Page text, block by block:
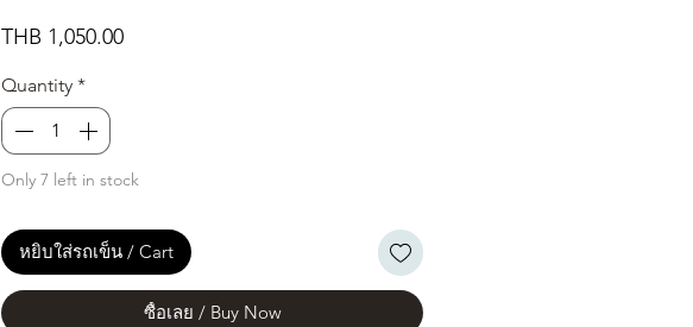
THB 1,050.00Price
Quantity *
Only 7 left in stock
หยิบใส่รถเข็น / Cart
ซื้อเลย / Buy Now